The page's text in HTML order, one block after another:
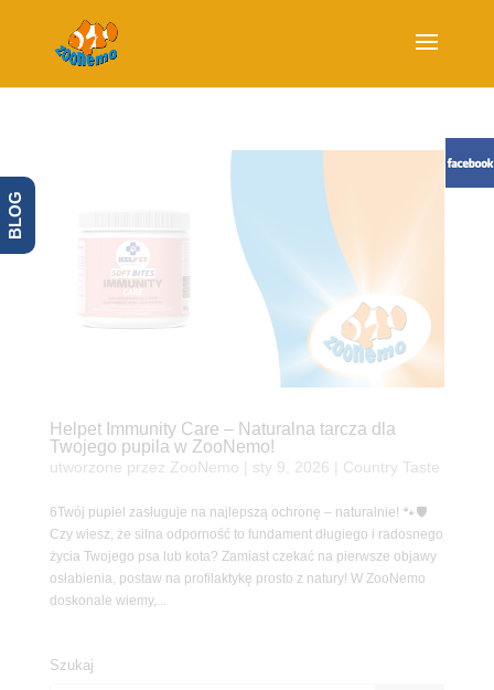
Helpet Immunity Care – Naturalna tarcza dla
Twojego pupila w ZooNemo!
utworzone przez ZooNemo sty 9, 2026 Country Taste
6Twój pupiel zasługuje na najlepszą ochronę – naturalnie! 🐾🛡️
Czy wiesz, że silna odporność to fundament długiego i radosnego
życia Twojego psa lub kota? Zamiast czekać na pierwsze objawy
osłabienia, postaw na profilaktykę prosto z natury! W ZooNemo
doskonale wiemy,...
Szukaj
BLOG